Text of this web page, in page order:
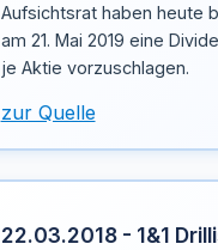
Aufsichtsrat haben heute
am 21. Mai 2019 eine
je Aktie vorzuschlagen.
zur Quelle
22.03.2018 - 1&1